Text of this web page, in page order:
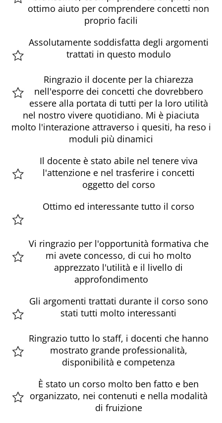
ottimo aiuto per comprendere concetti non
proprio facili
Assolutamente soddisfatta degli argomenti
trattati in questo modulo
Ringrazio il docente per la chiarezza
nell'esporre dei concetti che dovrebbero
essere alla portata di tutti per la loro utilità
nel nostro vivere quotidiano. Mi è piaciuta
molto l'interazione attraverso i quesiti, ha reso i
moduli più dinamici
Il docente è stato abile nel tenere viva
l'attenzione e nel trasferire i concetti
oggetto del corso
Ottimo ed interessante tutto il corso
Vi ringrazio per l'opportunità formativa che
mi avete concesso, di cui ho molto
apprezzato l'utilità e il livello di
approfondimento
Gli argomenti trattati durante il corso sono
stati tutti molto interessanti
Ringrazio tutto lo staff, i docenti che hanno
mostrato grande professionalità,
disponibilità e competenza
È stato un corso molto ben fatto e ben
organizzato, nei contenuti e nella modalità
di fruizione